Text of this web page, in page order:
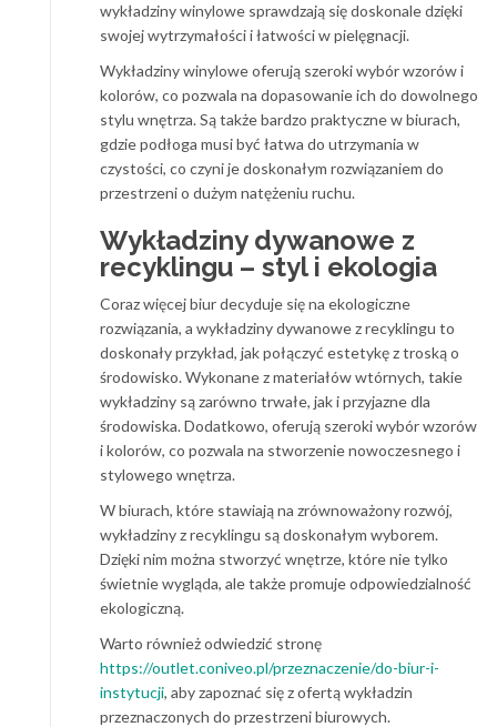
wykładziny winylowe sprawdzają się doskonale dzięki
swojej wytrzymałości i łatwości w pielęgnacji.
Wykładziny winylowe oferują szeroki wybór wzorów i
kolorów, co pozwala na dopasowanie ich do dowolnego
stylu wnętrza. Są także bardzo praktyczne w biurach,
gdzie podłoga musi być łatwa do utrzymania w
czystości, co czyni je doskonałym rozwiązaniem do
przestrzeni o dużym natężeniu ruchu.
Wykładziny dywanowe z
recyklingu – styl i ekologia
Coraz więcej biur decyduje się na ekologiczne
rozwiązania, a wykładziny dywanowe z recyklingu to
doskonały przykład, jak połączyć estetykę z troską o
środowisko. Wykonane z materiałów wtórnych, takie
wykładziny są zarówno trwałe, jak i przyjazne dla
środowiska. Dodatkowo, oferują szeroki wybór wzorów
i kolorów, co pozwala na stworzenie nowoczesnego i
stylowego wnętrza.
W biurach, które stawiają na zrównoważony rozwój,
wykładziny z recyklingu są doskonałym wyborem.
Dzięki nim można stworzyć wnętrze, które nie tylko
świetnie wygląda, ale także promuje odpowiedzialność
ekologiczną.
Warto również odwiedzić stronę
https://outlet.coniveo.pl/przeznaczenie/do-biur-i-
instytucji, aby zapoznać się z ofertą wykładzin
przeznaczonych do przestrzeni biurowych.